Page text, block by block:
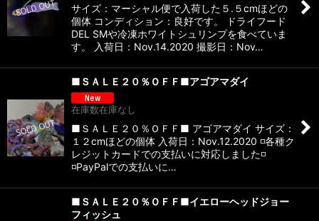
サイズ：マーシャル便で入荷した５.５cmほどの
個体 コンディション：良好です。 ドライフード
DEL SMや冷凍ホワイトシュリンプを食べていま
す。 入荷日：Nov.14.2020 撮影日：Nov…
■ＳＡＬＥ２０％ＯＦＦ■アゴアマダイ
在庫数在庫なし
■ＳＡＬＥ２０％ＯＦＦ■ アゴアマダイ サイズ：
１２cmほどの個体 入荷日：Nov.12.2020 ◽️各種ク
レジットカードでの支払いに対応しました◽️
◽️PayPalでの支払いに…
■ＳＡＬＥ２０％ＯＦＦ■イエローヘッドジョー
フィッシュ